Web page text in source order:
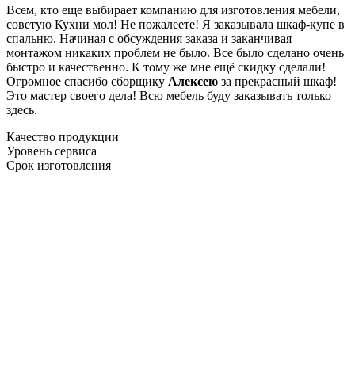
Всем, кто еще выбирает компанию для изготовления мебели,
советую Кухни мол! Не пожалеете! Я заказывала шкаф-купе в
спальню. Начиная с обсуждения заказа и заканчивая
монтажом никаких проблем не было. Все было сделано очень
быстро и качественно. К тому же мне ещё скидку сделали!
Огромное спасибо сборщику Алексею за прекрасный шкаф!
Это мастер своего дела! Всю мебель буду заказывать только
здесь.
Качество продукции
Уровень сервиса
Срок изготовления